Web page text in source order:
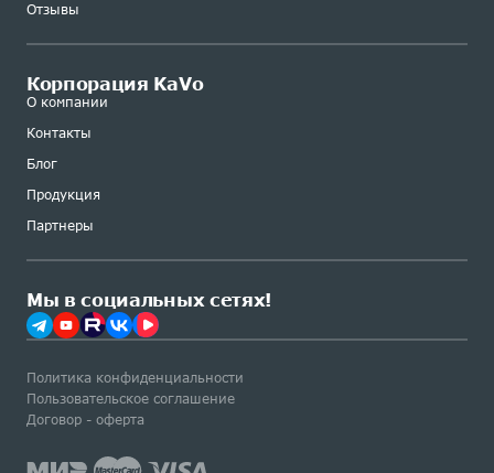
Отзывы
Корпорация KaVo
О компании
Контакты
Блог
Продукция
Партнеры
Мы в социальных сетях!
Политика конфиденциальности
Пользовательское соглашение
Договор - оферта